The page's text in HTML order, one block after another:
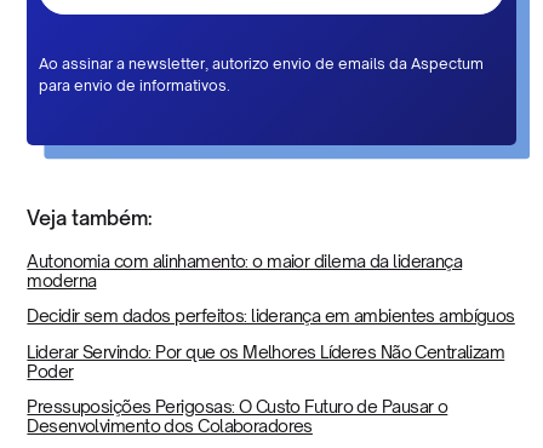
Ao assinar a newsletter, autorizo envio de emails da Aspectum
para envio de informativos.
Veja também:
Autonomia com alinhamento: o maior dilema da liderança
moderna
Decidir sem dados perfeitos: liderança em ambientes ambíguos
Liderar Servindo: Por que os Melhores Líderes Não Centralizam
Poder
Pressuposições Perigosas: O Custo Futuro de Pausar o
Desenvolvimento dos Colaboradores